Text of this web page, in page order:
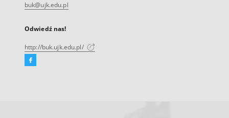
buk@ujk.edu.pl
Odwiedź nas!
http://buk.ujk.edu.pl/
Facebook